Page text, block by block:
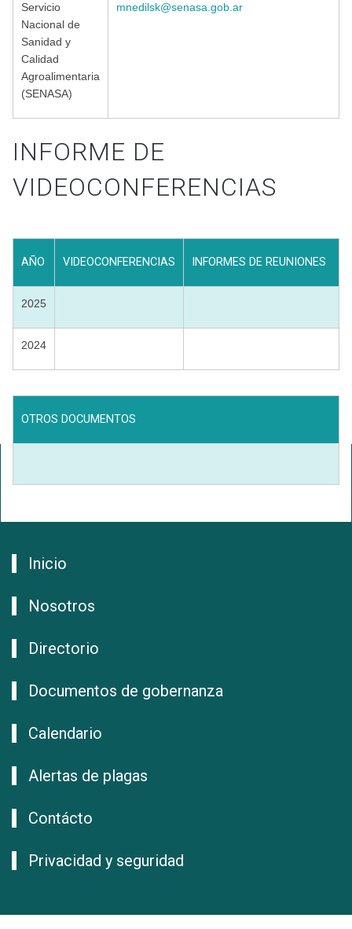
Servicio
Nacional de
Sanidad y
Calidad
Agroalimentaria
(SENASA)
mnedilsk@senasa.gob.ar
INFORME DE
VIDEOCONFERENCIAS
AÑO VIDEOCONFERENCIAS INFORMES DE REUNIONES
2025
2024
OTROS DOCUMENTOS
Inicio
Nosotros
Directorio
Documentos de gobernanza
Calendario
Alertas de plagas
Contácto
Privacidad y seguridad